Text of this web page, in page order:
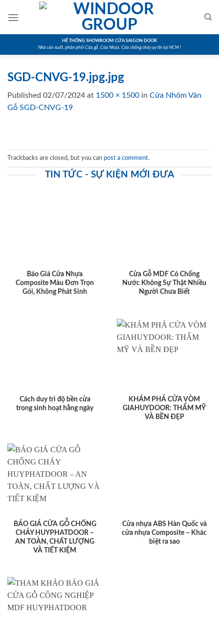
HỆ THỐNG SHOWROOM CỬA SAIGON DOOR
Nhà sản xuất, phân phối Cửa gỗ, Cửa Nhựa, Cửa chống cháy uy tín tại HCM !
SGD-CNVG-19.jpg.jpg
Published 02/07/2024 at 1500 × 1500 in Cửa Nhôm Vân
Gỗ SGD-CNVG-19
Trackbacks are closed, but you can post a comment.
TIN TỨC - SỰ KIỆN MỚI ĐƯA
Báo Giá Cửa Nhựa
Composite Màu Đơn Trọn
Gói, Không Phát Sinh
Cửa Gỗ MDF Có Chống
Nước Không Sự Thật Nhiều
Người Chưa Biết
Cách duy trì độ bền cửa
trong sinh hoạt hằng ngày
KHÁM PHÁ CỬA VÒM
GIAHUYDOOR: THẨM MỸ
VÀ BỀN ĐẸP
BÁO GIÁ CỬA GỖ CHỐNG
CHÁY HUYPHATDOOR –
AN TOÀN, CHẤT LƯỢNG
VÀ TIẾT KIỆM
Cửa nhựa ABS Hàn Quốc và
cửa nhựa Composite – Khác
biệt ra sao